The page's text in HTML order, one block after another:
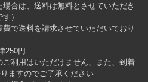
合は、送料は無料とさせていただき
）
で送料を請求させていただいており
250円
ご利用はいただけません、また、到着
ますのでご了承ください